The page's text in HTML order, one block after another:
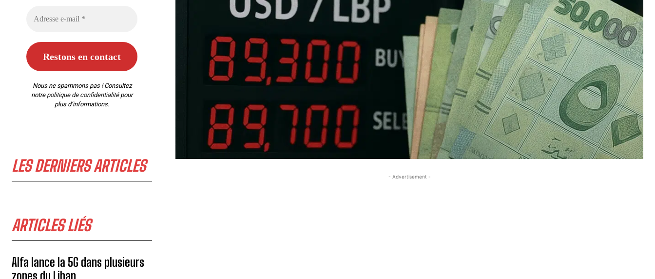
Nous ne spammons pas ! Consultez
notre politique de confidentialitépour
plus d’informations.
LES DERNIERS ARTICLES
ARTICLES LIÉS
Alfa lance la 5G dans plusieurs
zones du Liban
- Advertisement -